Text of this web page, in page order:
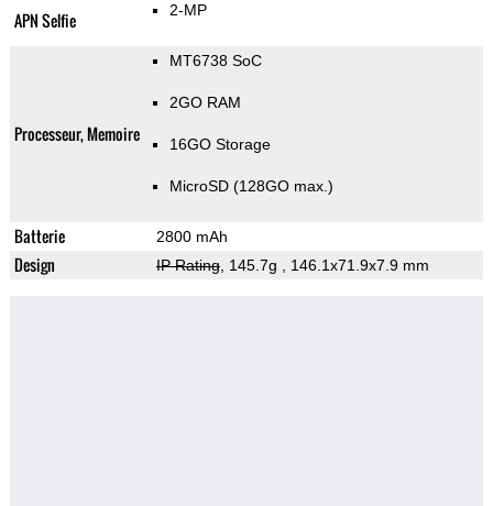
APN Selfie 2-MP
Processeur, Memoire
MT6738 SoC
2GO RAM
16GO Storage
MicroSD (128GO max.)
Batterie 2800 mAh
Design IP Rating, 145.7g , 146.1x71.9x7.9 mm